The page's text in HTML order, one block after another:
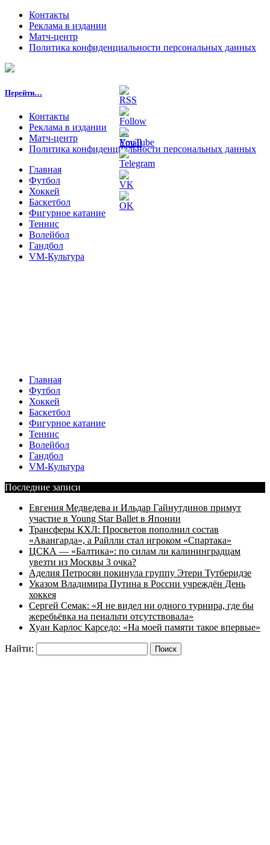
Контакты
Реклама в издании
Матч-центр
Политика конфиденциальности персональных данных
Перейти…
Контакты
Реклама в издании
Матч-центр
Политика конфиденциальности персональных данных
Главная
Футбол
Хоккей
Баскетбол
Фигурное катание
Теннис
Волейбол
Гандбол
VM-Культура
Главная
Футбол
Хоккей
Баскетбол
Фигурное катание
Теннис
Волейбол
Гандбол
VM-Культура
Последние записи
Евгения Медведева и Ильдар Гайнутдинов примут
участие в Young Star Ballet в Японии
Трансферы КХЛ: Просветов пополнил состав
«Авангарда», а Райлли стал игроком «Спартака»
ЦСКА — «Балтика»: по силам ли калининградцам
увезти из Москвы 3 очка?
Аделия Петросян покинула группу Этери Тутберидзе
Указом Владимира Путина в России учреждён День
хоккея
Сергей Семак: «Я не видел ни одного турнира, где бы
жеребьёвка на пенальти отсутствовала»
Хуан Карлос Карседо: «На моей памяти такое впервые»
Найти: